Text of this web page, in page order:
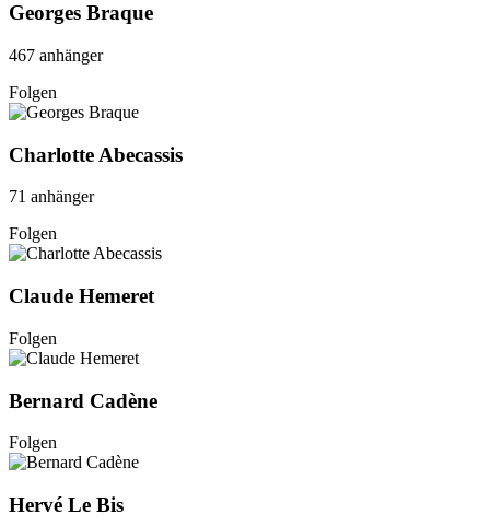
Georges Braque
467 anhänger
Folgen
Charlotte Abecassis
71 anhänger
Folgen
Claude Hemeret
Folgen
Bernard Cadène
Folgen
Hervé Le Bis